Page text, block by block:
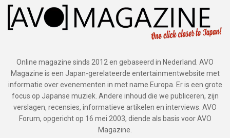
Online magazine sinds 2012 en gebaseerd in Nederland. AVO
Magazine is een Japan-gerelateerde entertainmentwebsite met
informatie over evenementen in met name Europa. Er is een grote
focus op Japanse muziek. Andere inhoud die we publiceren, zijn
verslagen, recensies, informatieve artikelen en interviews. AVO
Forum, opgericht op 16 mei 2003, diende als basis voor AVO
Magazine.